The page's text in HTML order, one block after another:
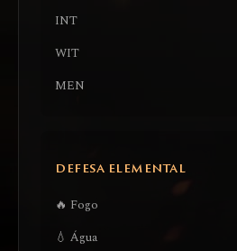
INT
WIT
MEN
DEFESA ELEMENTAL
🔥 Fogo
💧 Água